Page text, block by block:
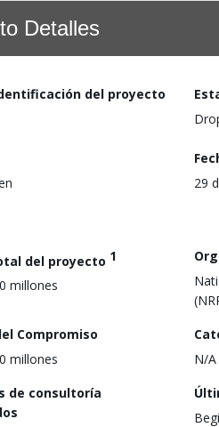
Detalles
del proyecto
29
del proyecto 1
millones
Compromiso
millones
N/A
de consultoría